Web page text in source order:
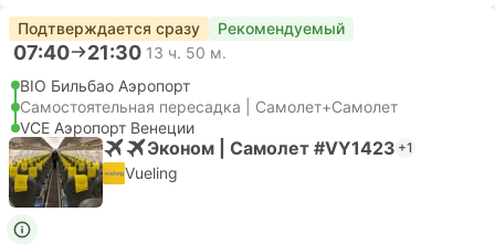
Подтверждается сразу Рекомендуемый
07:40 21:30 13 ч. 50 м.
BIO Бильбао Аэропорт
Самостоятельная пересадка | Самолет+Самолет
VCE Аэропорт Венеции
Эконом | Самолет #VY1423 +1
Vueling